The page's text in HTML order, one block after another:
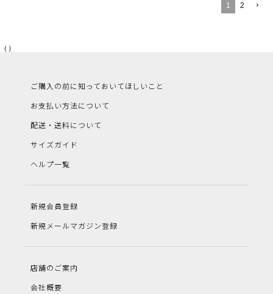
1 2
（）
ご購入の前に知っておいてほしいこと
お支払い方法について
配送・送料について
サイズガイド
ヘルプ一覧
新規会員登録
新規メールマガジン登録
店舗のご案内
会社概要